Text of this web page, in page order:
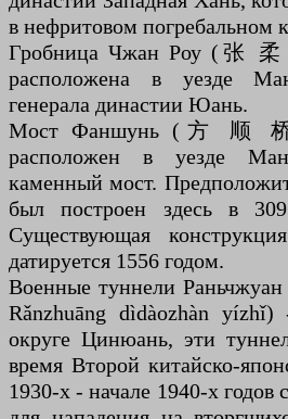
в нефритовом погребальном
Гробница Чжан Роу (张
расположена в уезде
генерала династии Юань.
Мост Фаншунь (方 顺 桥
расположен в уезде
каменный мост.
был построен здесь в
Существующая
датируется 1556 годом.
Военные туннели
Rǎnzhuāng dìdàozhàn
округе Цинюань, эти
время Второй китайско-
1930-х - начале 1940-х